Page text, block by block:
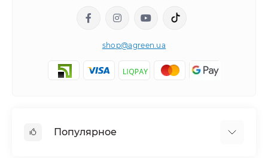
shop@agreen.ua
Популярное